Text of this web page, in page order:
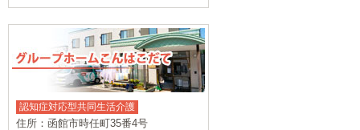
認知症対応型共同生活介護
住所：函館市時任町35番4号